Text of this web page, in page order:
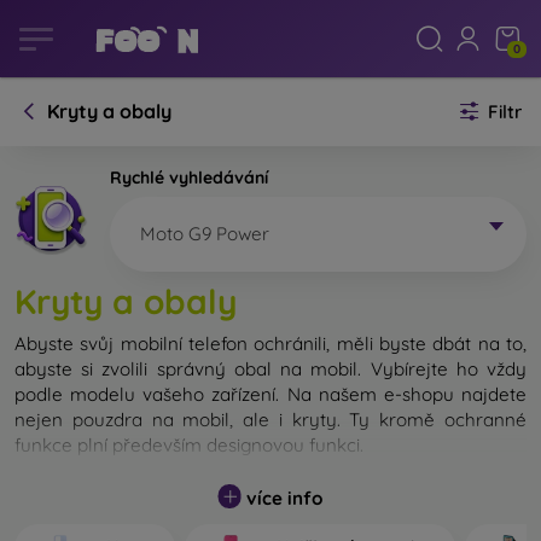
0
Kryty a obaly Filtr
Rychlé vyhledávání
Moto G9 Power
Kryty a obaly
Abyste svůj mobilní telefon ochránili, měli byste dbát na to,
abyste si zvolili správný obal na mobil. Vybírejte ho vždy
podle modelu vašeho zařízení. Na našem e-shopu najdete
nejen pouzdra na mobil, ale i kryty. Ty kromě ochranné
funkce plní především designovou funkci.
Kryt na mobil můžeme také nazvat zadní kryt. Je určen na
ochranu zadní části telefonu. Jednotlivé kryty na mobil se
více info